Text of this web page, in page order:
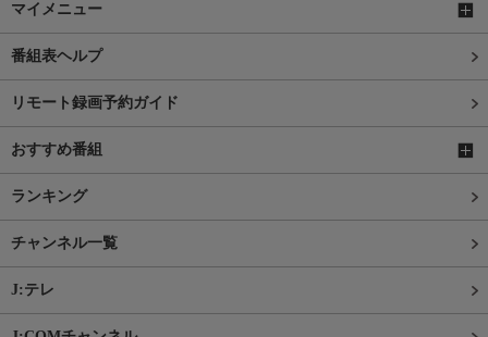
マイメニュー
番組表ヘルプ
リモート録画予約ガイド
おすすめ番組
ランキング
チャンネル一覧
J:テレ